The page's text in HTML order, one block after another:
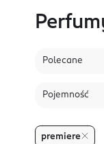
Polecane
Pojemność
premiere